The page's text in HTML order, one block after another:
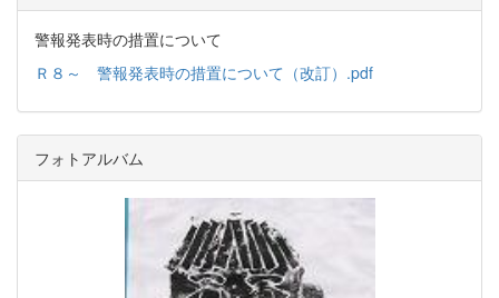
警報発表時の措置について
Ｒ８～ 警報発表時の措置について（改訂）.pdf
フォトアルバム